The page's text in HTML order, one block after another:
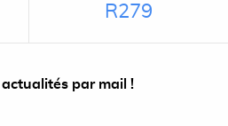
R279
actualités par mail !